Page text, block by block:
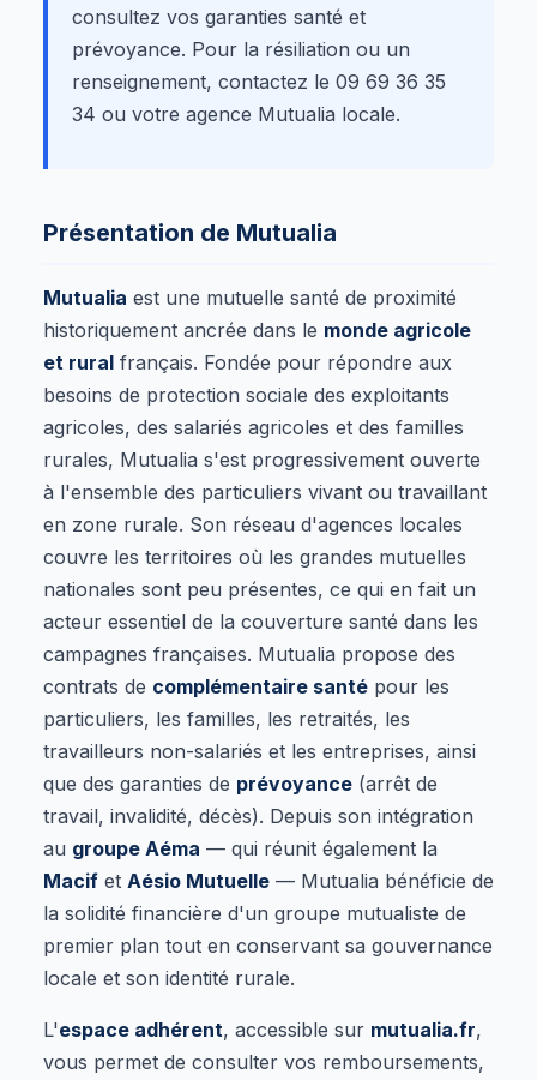
consultez vos garanties santé et
prévoyance. Pour la résiliation ou un
renseignement, contactez le 09 69 36 35
34 ou votre agence Mutualia locale.
Présentation de Mutualia
Mutualia est une mutuelle santé de proximité
historiquement ancrée dans le monde agricole
et rural français. Fondée pour répondre aux
besoins de protection sociale des exploitants
agricoles, des salariés agricoles et des familles
rurales, Mutualia s'est progressivement ouverte
à l'ensemble des particuliers vivant ou travaillant
en zone rurale. Son réseau d'agences locales
couvre les territoires où les grandes mutuelles
nationales sont peu présentes, ce qui en fait un
acteur essentiel de la couverture santé dans les
campagnes françaises. Mutualia propose des
contrats de complémentaire santé pour les
particuliers, les familles, les retraités, les
travailleurs non-salariés et les entreprises, ainsi
que des garanties de prévoyance (arrêt de
travail, invalidité, décès). Depuis son intégration
au groupe Aéma — qui réunit également la
Macif et Aésio Mutuelle — Mutualia bénéficie de
la solidité financière d'un groupe mutualiste de
premier plan tout en conservant sa gouvernance
locale et son identité rurale.
L'espace adhérent, accessible sur mutualia.fr,
vous permet de consulter vos remboursements,